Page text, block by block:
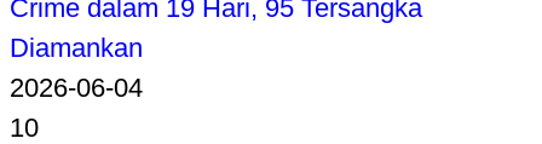
Crime dalam 19 Hari, 95 Tersangka
Diamankan
2026-06-04
10